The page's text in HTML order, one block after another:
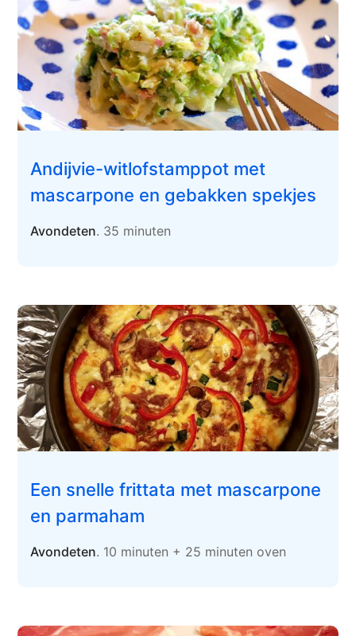
Andijvie-witlofstamppot met
mascarpone en gebakken spekjes
Avondeten. 35 minuten
Een snelle frittata met mascarpone
en parmaham
Avondeten. 10 minuten + 25 minuten oven